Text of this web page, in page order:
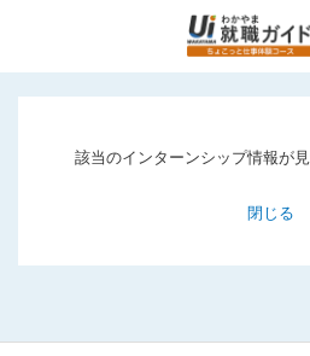
該当のインターンシップ情報が
閉じる